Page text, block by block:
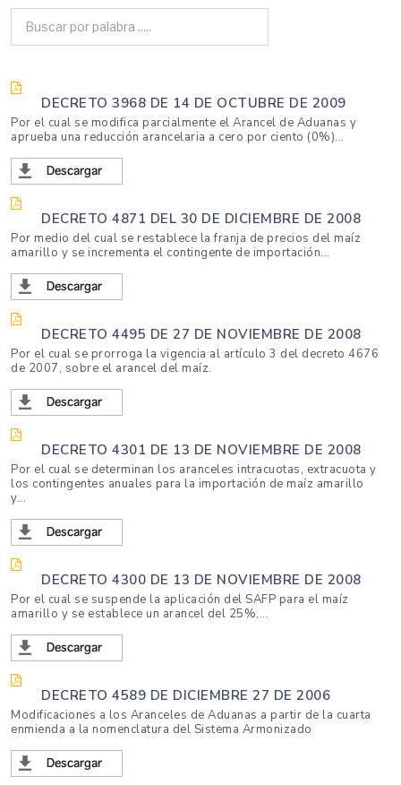
DECRETO 3968 DE 14 DE OCTUBRE DE 2009
Por el cual se modifica parcialmente el Arancel de Aduanas y
aprueba una reducción arancelaria a cero por ciento (0%)...
DECRETO 4871 DEL 30 DE DICIEMBRE DE 2008
Por medio del cual se restablece la franja de precios del maíz
amarillo y se incrementa el contingente de importación...
DECRETO 4495 DE 27 DE NOVIEMBRE DE 2008
Por el cual se prorroga la vigencia al artículo 3 del decreto 4676
de 2007, sobre el arancel del maíz.
DECRETO 4301 DE 13 DE NOVIEMBRE DE 2008
Por el cual se determinan los aranceles intracuotas, extracuota y
los contingentes anuales para la importación de maíz amarillo
y...
DECRETO 4300 DE 13 DE NOVIEMBRE DE 2008
Por el cual se suspende la aplicación del SAFP para el maíz
amarillo y se establece un arancel del 25%,...
DECRETO 4589 DE DICIEMBRE 27 DE 2006
Modificaciones a los Aranceles de Aduanas a partir de la cuarta
enmienda a la nomenclatura del Sistema Armonizado